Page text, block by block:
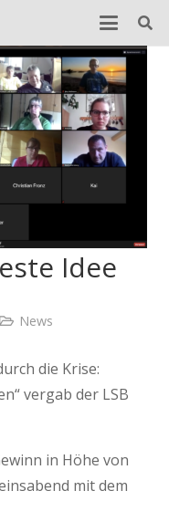
Idee
News
die Krise:
vergab der LSB
in Höhe von
mit dem